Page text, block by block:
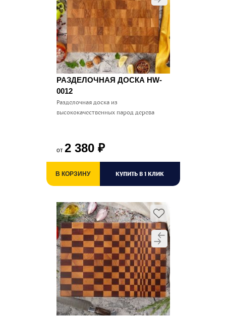
РАЗДЕЛОЧНАЯ ДОСКА HW-
0012
Разделочная доска из
высококачественных парод дерева
от 2 380 ₽
В КОРЗИНУ КУПИТЬ В 1 КЛИК